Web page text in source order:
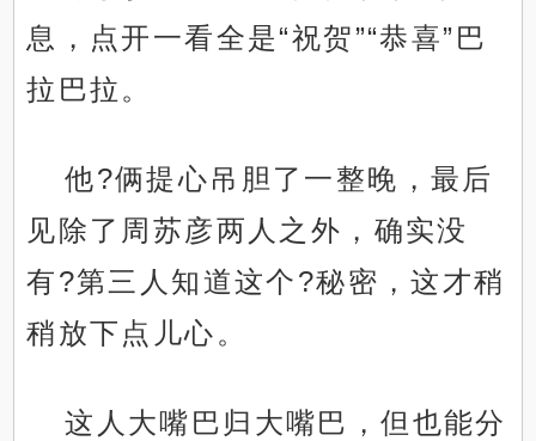
息，点开一看全是“祝贺”“恭喜”巴
拉巴拉。
他?俩提心吊胆了一整晚，最后
见除了周苏彦两人之外，确实没
有?第三人知道这个?秘密，这才稍
稍放下点儿心。
这人大嘴巴归大嘴巴，但也能分